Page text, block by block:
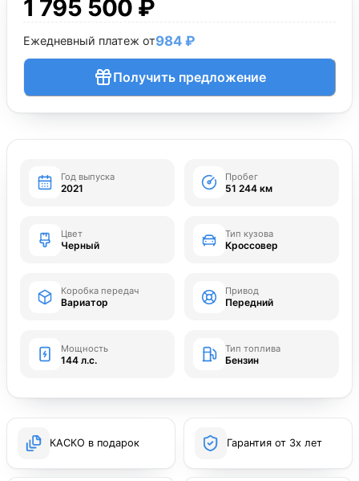
1 795 500 ₽
Ежедневный платеж от984 ₽
Получить предложение
Год выпуска
2021
Пробег
51 244 км
Цвет
Черный
Тип кузова
Кроссовер
Коробка передач
Вариатор
Привод
Передний
Мощность
144 л.с.
Тип топлива
Бензин
КАСКО в подарок Гарантия от 3х лет